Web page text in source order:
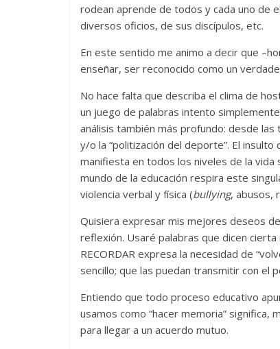
rodean aprende de todos y cada uno de
diversos oficios, de sus discípulos, etc.
En este sentido me animo a decir que
enseñar, ser reconocido como un
No hace falta que describa el clima de
un juego de palabras intento
análisis también más profundo: desde las
y/o la “politización del deporte”. El
manifiesta en todos los niveles de la vida
mundo de la educación respira este
violencia verbal y física (bullying, abusos,
Quisiera expresar mis mejores deseos
reflexión. Usaré palabras que dicen cierta
RECORDAR expresa la necesidad de
sencillo; que las puedan transmitir con el
Entiendo que todo proceso educativo
usamos como “hacer memoria”
para llegar a un acuerdo mutuo.